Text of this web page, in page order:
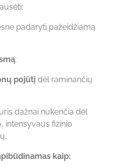
padaryti pažeidžiamą
;
pojūtį dėl raminančių
dažnai nukenčia dėl
intensyvaus fizinio
kaip: